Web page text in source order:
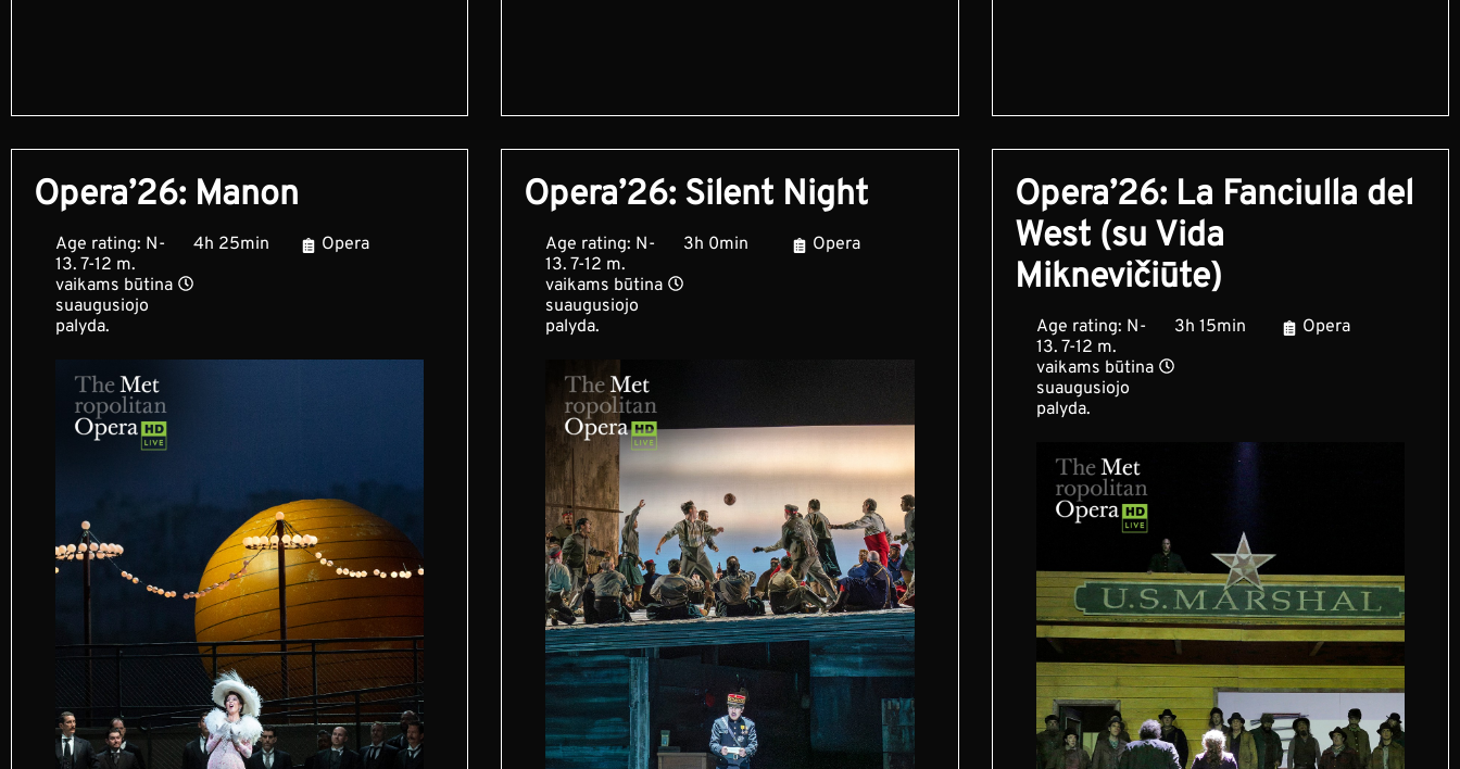
Opera’26: Manon
Age rating: N-
13. 7-12 m.
vaikams būtina
suaugusiojo
palyda.
4h 25min Opera
Opera’26: Silent Night
Age rating: N-
13. 7-12 m.
vaikams būtina
suaugusiojo
palyda.
3h 0min Opera
Opera’26: La Fanciulla del
West (su Vida
Miknevičiūte)
Age rating: N-
13. 7-12 m.
vaikams būtina
suaugusiojo
palyda.
3h 15min Opera